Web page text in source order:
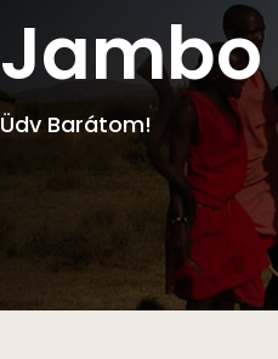
Üdv Barátom!